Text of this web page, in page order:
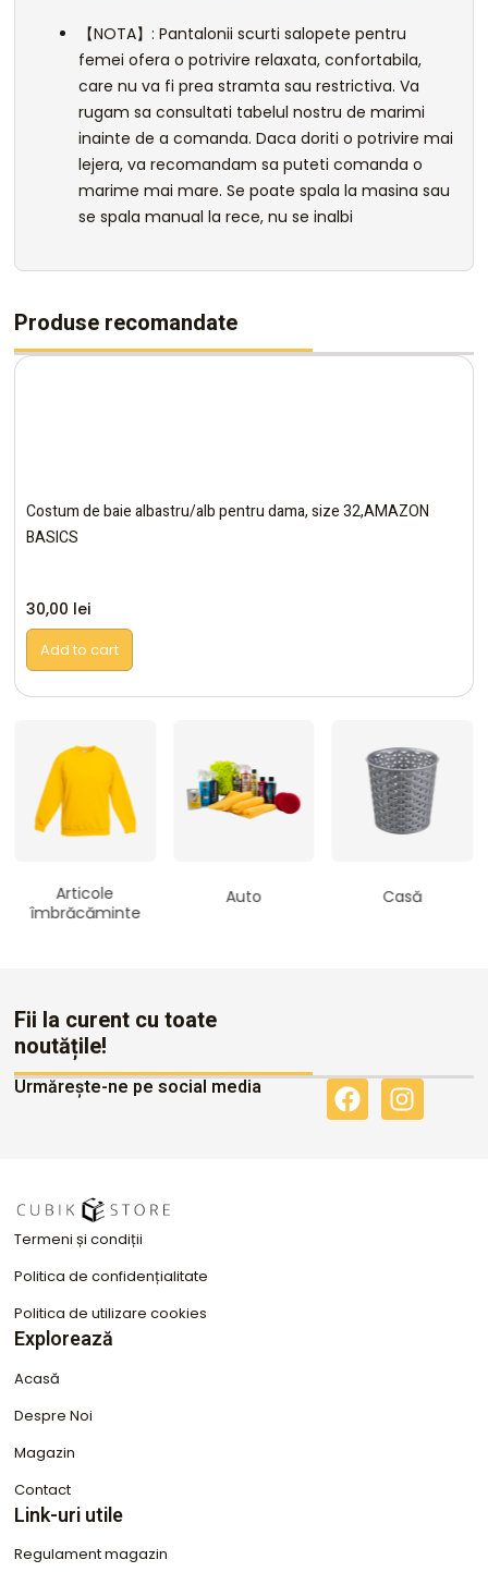
【NOTA】: Pantalonii scurti salopete pentru
femei ofera o potrivire relaxata, confortabila,
care nu va fi prea stramta sau restrictiva. Va
rugam sa consultati tabelul nostru de marimi
inainte de a comanda. Daca doriti o potrivire mai
lejera, va recomandam sa puteti comanda o
marime mai mare. Se poate spala la masina sau
se spala manual la rece, nu se inalbi
Produse recomandate
Costum de baie albastru/alb pentru dama, size 32,AMAZON
BASICS
30,00 lei
Add to cart
Articole
îmbrăcăminte
Auto Casă
Fii la curent cu toate
noutățile!
Urmărește-ne pe social media
F
a
I
n
Termeni și condiții
Politica de confidențialitate
Politica de utilizare cookies
Explorează
Acasă
Despre Noi
Magazin
Contact
Link-uri utile
Regulament magazin